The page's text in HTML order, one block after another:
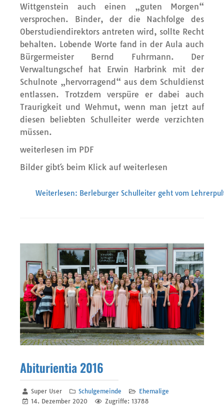
Wittgenstein auch einen „guten Morgen“
versprochen. Binder, der die Nachfolge des
Oberstudiendirektors antreten wird, sollte Recht
behalten. Lobende Worte fand in der Aula auch
Bürgermeister Bernd Fuhrmann. Der
Verwaltungschef hat Erwin Harbrink mit der
Schulnote „hervorragend“ aus dem Schuldienst
entlassen. Trotzdem verspüre er dabei auch
Traurigkeit und Wehmut, wenn man jetzt auf
diesen beliebten Schulleiter werde verzichten
müssen.
weiterlesen im PDF
Bilder gibt´s beim Klick auf weiterlesen
Weiterlesen: Berleburger Schulleiter geht vom
Abiturientia 2016
Super User Schulgemeinde
Ehemalige
14. Dezember 2020
Zugriffe: 13788